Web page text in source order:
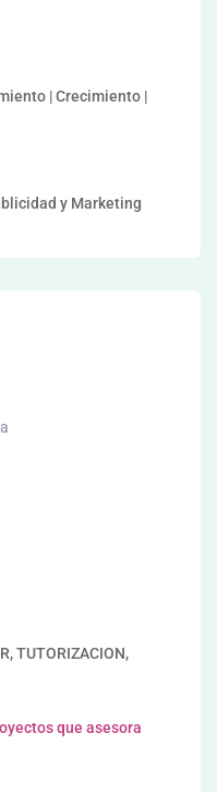
| Crecimiento |
y Marketing
TUTORIZACION,
que asesora